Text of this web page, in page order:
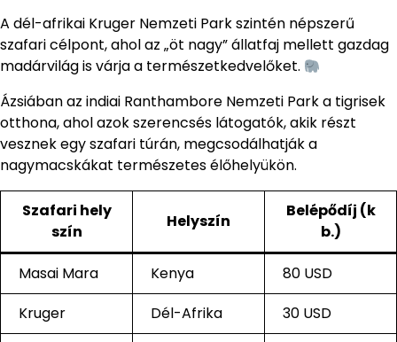
A dél-afrikai Kruger Nemzeti Park szintén népszerű
szafari célpont, ahol az „öt nagy” állatfaj mellett gazdag
madárvilág is várja a természetkedvelőket.
Ázsiában az indiai Ranthambore Nemzeti Park a tigrisek
otthona, ahol azok szerencsés látogatók, akik részt
vesznek egy szafari túrán, megcsodálhatják a
nagymacskákat természetes élőhelyükön.
Szafari hely
szín
Helyszín
Belépődíj (k
b.)
Masai Mara Kenya
80 USD
Kruger
Dél-Afrika
30 USD